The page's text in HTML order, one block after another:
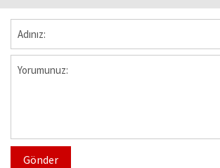
Gönder